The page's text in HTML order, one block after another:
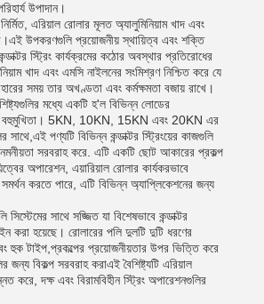
উপাদান।
এরিয়াল রোলার মূলত অ্যালুমিনিয়াম খাদ এবং
উপকরণগুলি প্রয়োজনীয় স্থায়িত্ব এবং শক্তি
স্ট্রিং কার্যক্রমের কঠোর অবস্থার প্রতিরোধের
খাদ এবং এমসি নাইলনের সংমিশ্রণ নিশ্চিত করে যে
সময় তার অখণ্ডতা এবং কর্মক্ষমতা বজায় রাখে।
মধ্যে একটি হ'ল বিভিন্ন লোডের
বহুমুখিতা। 5KN, 10KN, 15KN এবং 20KN এর
সাথে,এই পণ্যটি বিভিন্ন কন্ডাক্টর স্ট্রিংয়ের কাজগুলি
নমনীয়তা সরবরাহ করে. এটি একটি ছোট আকারের প্রকল্প
অপারেশন, এয়ারিয়াল রোলার কার্যকরভাবে
করতে পারে, এটি বিভিন্ন অ্যাপ্লিকেশনের জন্য
সাথে সজ্জিত যা বিশেষভাবে কন্ডাক্টর
করা হয়েছে। রোলারের পলি দুলটি দুটি ধরণের
হুক টাইপ,প্রকল্পের প্রয়োজনীয়তার উপর ভিত্তি করে
জন্য বিকল্প সরবরাহ করাএই বৈশিষ্ট্যটি এরিয়াল
করে, দক্ষ এবং বিরামবিহীন স্ট্রিং অপারেশনগুলির